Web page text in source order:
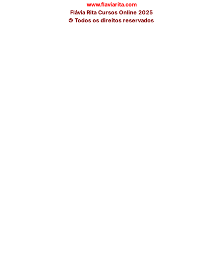
www.flaviarita.com
Flávia Rita Cursos Online 2025
© Todos os direitos reservados